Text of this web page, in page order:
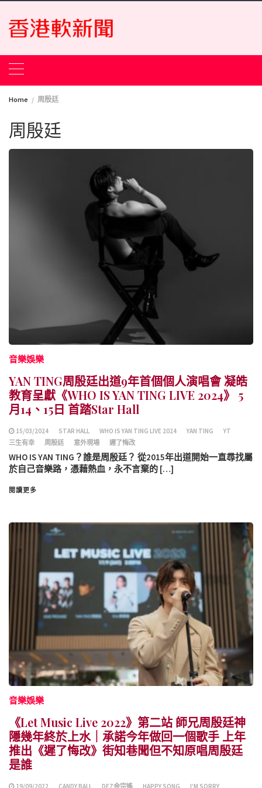
Skip
content
Home 周殷廷
周殷廷
音樂娛樂
YAN TING周殷廷出道9年首個個人演唱會 凝皓
教育呈獻《WHO IS YAN TING LIVE 2024》 5
月14、15日 首踏Star Hall
15/03/2024 STAR HALL WHO IS YAN TING LIVE 2024 YAN TING
YT
三生有幸
周殷廷 意外現場 遲了悔改
WHO IS YAN TING？誰是周殷廷？ 從2015年出道開始一直尋找屬
於自己音樂路，憑藉熱血，永不言棄的 […]
閱讀更多
音樂娛樂
《Let Music Live 2022》第二站 師兄周殷廷神
隱幾年終於上水｜承諾今年做回一個歌手 上年
推出《遲了悔改》街知巷聞但不知原唱周殷廷
是誰
19/09/2022 CANDY BALL DEZ余宗遙 HAPPY SONG I’M SORRY